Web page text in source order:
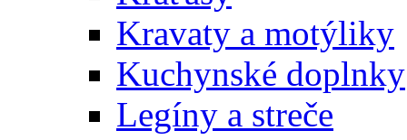
Kravaty a motýliky
Kuchynské doplnky
Legíny a streče